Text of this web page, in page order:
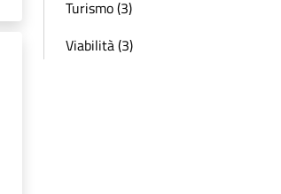
Turismo (3)
Viabilità (3)